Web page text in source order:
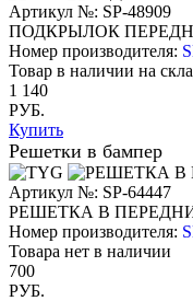
Артикул №: SP-48909
ПОДКРЫЛОК
Номер производителя:
Товар в наличии на
1 140
РУБ.
Купить
Решетки в бампер
Артикул №: SP-64447
РЕШЕТКА В
Номер производителя:
Товара нет в наличии
700
РУБ.